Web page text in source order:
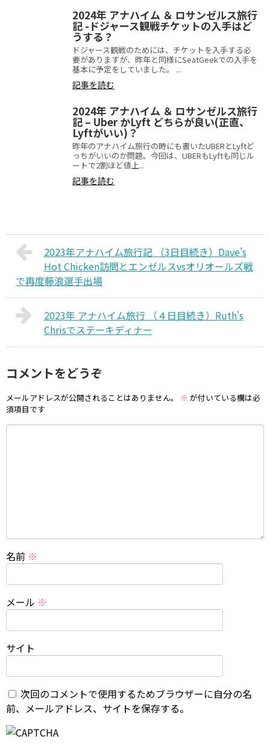
2024年 アナハイム ＆ ロサンゼルス旅行
記 -ドジャース観戦チケットの入手はど
うする？
ドジャース観戦のためには、チケットを入手する必
要がありますが、昨年と同様にSeatGeekでの入手を
基本に予定をしていました。 ...
記事を読む
2024年 アナハイム ＆ ロサンゼルス旅行
記 – Uber かLyft どちらが良い(正直、
Lyftがいい)？
昨年のアナハイム旅行の時にも書いたUBERとLyftど
っちがいいのか問題。今回は、UBERもLyftも同じル
ートで2割ほど値上...
記事を読む
2023年アナハイム旅行記 （3日目続き）Dave's
Hot Chicken訪問とエンゼルスvsオリオールズ戦
で再度藤浪選手出場
2023年 アナハイム旅行 （４日目続き）Ruth's
Chrisでステーキディナー
コメントをどうぞ
メールアドレスが公開されることはありません。 ※ が付いている欄は必
須項目です
名前 ※
メール ※
サイト
次回のコメントで使用するためブラウザーに自分の名
前、メールアドレス、サイトを保存する。